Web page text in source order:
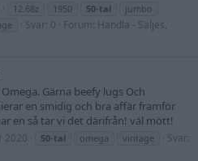
12.68z 1950 50-tal
jumbo
Svar: 0 Forum: Handla - Säljes,
Gärna beefy lugs Och
en smidig och bra affär framför
en så tar vi det därifrån! väl mött!
2020 50-tal omega vintage
Svar: